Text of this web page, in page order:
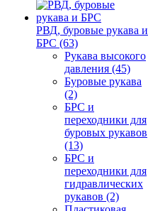
РВД, буровые рукава и
БРС (63)
Рукава высокого
давления (45)
Буровые рукава
(2)
БРС и
переходники для
буровых рукавов
(13)
БРС и
переходники для
гидравлических
рукавов (2)